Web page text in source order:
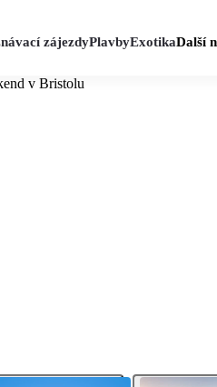
zájezdyPlavbyExotikaDalší
v Bristolu